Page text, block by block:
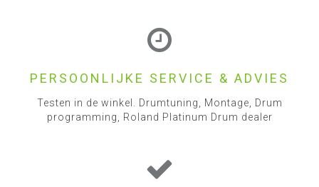
PERSOONLIJKE SERVICE & ADVIES
Testen in de winkel. Drumtuning, Montage, Drum
programming, Roland Platinum Drum dealer